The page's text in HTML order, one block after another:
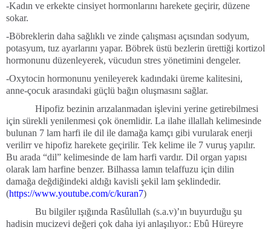
-Kadın ve erkekte cinsiyet hormonlarını harekete geçirir, düzene
sokar.
-Böbreklerin daha sağlıklı ve zinde çalışması açısından sodyum,
potasyum, tuz ayarlarını yapar. Böbrek üstü bezlerin ürettiği kortizol
hormonunu düzenleyerek, vücudun stres yönetimini dengeler.
-Oxytocin hormonunu yenileyerek kadındaki üreme kalitesini,
anne-çocuk arasındaki güçlü bağın oluşmasını sağlar.
Hipofiz bezinin arızalanmadan işlevini yerine getirebilmesi
için sürekli yenilenmesi çok önemlidir. La ilahe illallah kelimesinde
bulunan 7 lam harfi ile dil ile damağa kamçı gibi vurularak enerji
verilirr ve hipofiz harekete geçirilir. Tek kelime ile 7 vuruş yapılır.
Bu arada “dil” kelimesinde de lam harfi vardır. Dil organ yapısı
olarak lam harfine benzer. Bilhassa lamın telaffuzu için dilin
damağa değdiğindeki aldığı kavisli şekil lam şeklindedir.
(https://www.youtube.com/c/kuran7)
Bu bilgiler ışığında Rasûlullah (s.a.v)’ın buyurduğu şu
hadisin mucizevi değeri çok daha iyi anlaşılıyor.: Ebû Hüreyre